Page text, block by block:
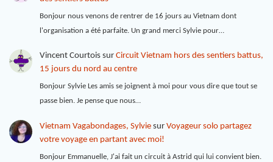
Bonjour nous venons de rentrer de 16 jours au Vietnam dont
l'organisation a été parfaite. Un grand merci Sylvie pour…
Vincent Courtoissur Circuit Vietnam hors des sentiers battus,
15 jours du nord au centre
Bonjour Sylvie Les amis se joignent à moi pour vous dire que tout se
passe bien. Je pense que nous…
Vietnam Vagabondages, Sylviesur Voyageur solo partagez
votre voyage en partant avec moi!
Bonjour Emmanuelle, J'ai fait un circuit à Astrid qui lui convient bien.